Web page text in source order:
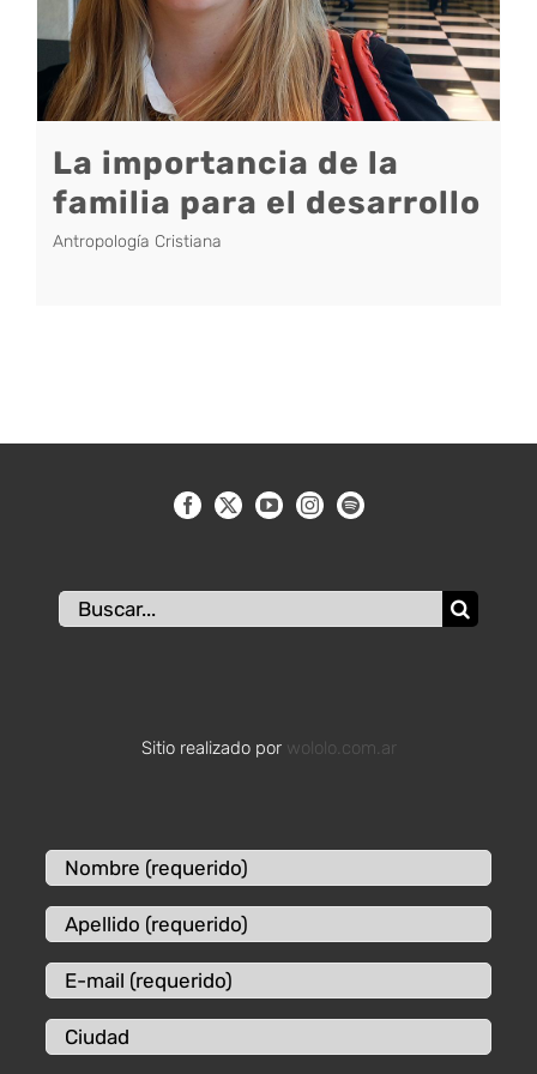
La importancia de la
familia para el desarrollo
Antropología Cristiana
Buscar:
Sitio realizado por wololo.com.ar